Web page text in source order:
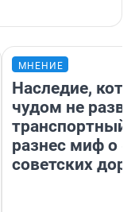
МНЕНИЕ
Наследие,
чудом не
транспортный
разнес миф о
советских